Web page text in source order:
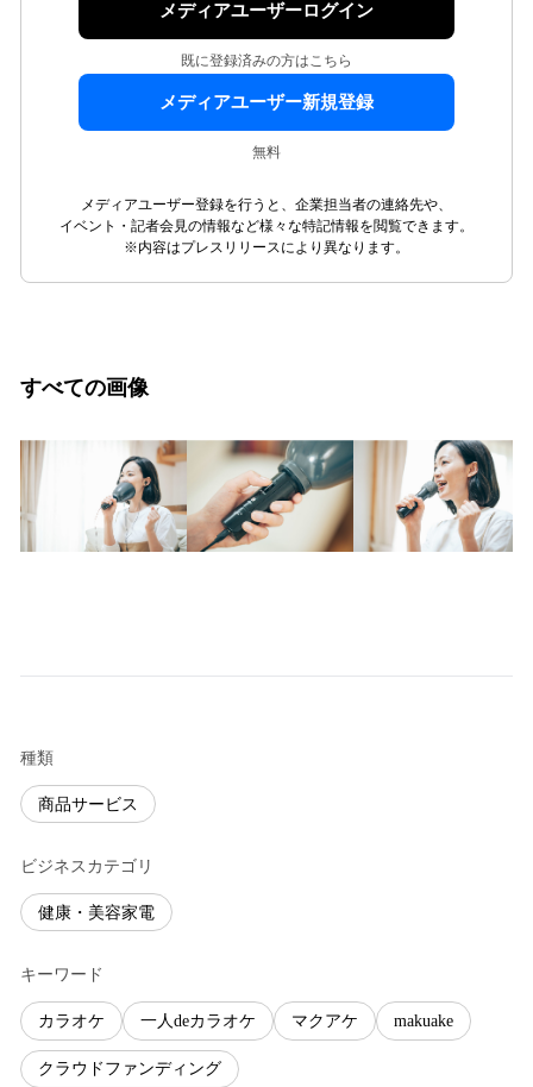
メディアユーザーログイン
既に登録済みの方はこちら
メディアユーザー新規登録
無料
メディアユーザー登録を行うと、企業担当者の連絡先や、
イベント・記者会見の情報など様々な特記情報を閲覧できます。
※内容はプレスリリースにより異なります。
すべての画像
種類
商品サービス
ビジネスカテゴリ
健康・美容家電
キーワード
カラオケ 一人deカラオケ マクアケ makuake
クラウドファンディング